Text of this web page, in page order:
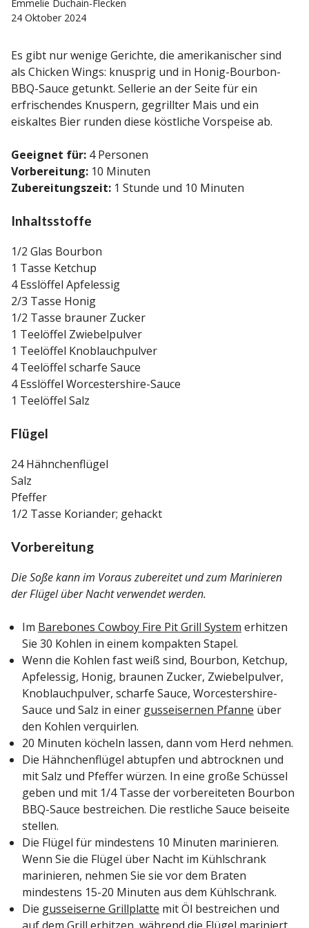
Emmelie Duchain-Flecken
24 Oktober 2024
Es gibt nur wenige Gerichte, die amerikanischer sind
als Chicken Wings: knusprig und in Honig-Bourbon-
BBQ-Sauce getunkt. Sellerie an der Seite für ein
erfrischendes Knuspern, gegrillter Mais und ein
eiskaltes Bier runden diese köstliche Vorspeise ab.
Geeignet für: 4 Personen
Vorbereitung: 10 Minuten
Zubereitungszeit: 1 Stunde und 10 Minuten
Inhaltsstoffe
1/2 Glas Bourbon
1 Tasse Ketchup
4 Esslöffel Apfelessig
2/3 Tasse Honig
1/2 Tasse brauner Zucker
1 Teelöffel Zwiebelpulver
1 Teelöffel Knoblauchpulver
4 Teelöffel scharfe Sauce
4 Esslöffel Worcestershire-Sauce
1 Teelöffel Salz
Flügel
24 Hähnchenflügel
Salz
Pfeffer
1/2 Tasse Koriander; gehackt
Vorbereitung
Die Soße kann im Voraus zubereitet und zum Marinieren
der Flügel über Nacht verwendet werden.
Im Barebones Cowboy Fire Pit Grill System erhitzen
Sie 30 Kohlen in einem kompakten Stapel.
Wenn die Kohlen fast weiß sind, Bourbon, Ketchup,
Apfelessig, Honig, braunen Zucker, Zwiebelpulver,
Knoblauchpulver, scharfe Sauce, Worcestershire-
Sauce und Salz in einer gusseisernen Pfanne über
den Kohlen verquirlen.
20 Minuten köcheln lassen, dann vom Herd nehmen.
Die Hähnchenflügel abtupfen und abtrocknen und
mit Salz und Pfeffer würzen. In eine große Schüssel
geben und mit 1/4 Tasse der vorbereiteten Bourbon
BBQ-Sauce bestreichen. Die restliche Sauce beiseite
stellen.
Die Flügel für mindestens 10 Minuten marinieren.
Wenn Sie die Flügel über Nacht im Kühlschrank
marinieren, nehmen Sie sie vor dem Braten
mindestens 15-20 Minuten aus dem Kühlschrank.
Die gusseiserne Grillplatte mit Öl bestreichen und